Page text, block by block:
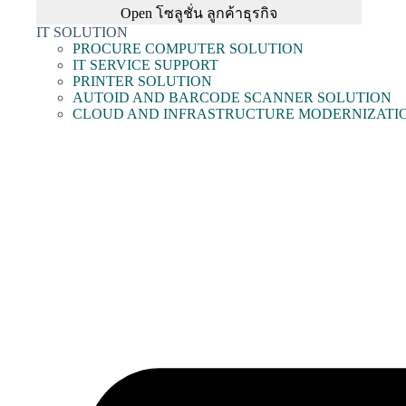
Open โซลูชั่น ลูกค้าธุรกิจ
IT SOLUTION
PROCURE COMPUTER SOLUTION
IT SERVICE SUPPORT
PRINTER SOLUTION
AUTOID AND BARCODE SCANNER SOLUTION
CLOUD AND INFRASTRUCTURE